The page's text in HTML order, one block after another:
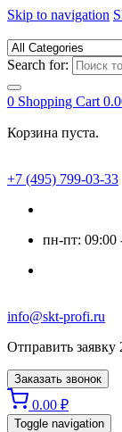
Skip to navigation
Search for:
0 Shopping Cart
Корзина пуста.
+7 (495) 799-03-33
пн-пт: 09:00
info@skt-profi.ru
Отправить заявку
Заказать звонок
0.00 ₽
Toggle navigation